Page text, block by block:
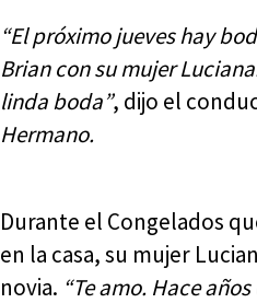
“El próximo jueves hay
Brian con su mujer
linda boda”, dijo el
Hermano.
Durante el Congelados
en la casa, su mujer
novia. “Te amo. Hace